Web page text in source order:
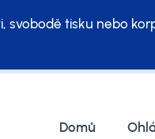
svobodě tisku nebo
Domů